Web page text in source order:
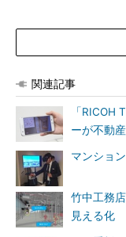
関連記事
「RICOH
ーが不動
マンショ
竹中工務
見える化